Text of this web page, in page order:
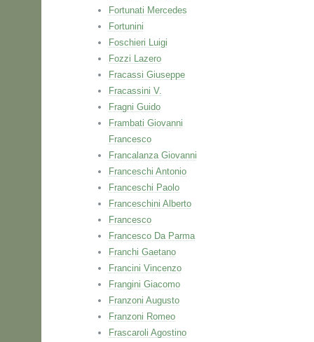
Fortunati Mercedes
Fortunini
Foschieri Luigi
Fozzi Lazero
Fracassi Giuseppe
Fracassini V.
Fragni Guido
Frambati Giovanni
Francesco
Francalanza Giovanni
Franceschi Antonio
Franceschi Paolo
Franceschini Alberto
Francesco
Francesco Da Parma
Franchi Gaetano
Francini Vincenzo
Frangini Giacomo
Franzoni Augusto
Franzoni Romeo
Frascaroli Agostino